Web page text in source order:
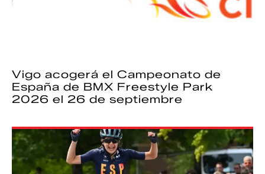
Vigo acogerá el Campeonato de
España de BMX Freestyle Park
2026 el 26 de septiembre